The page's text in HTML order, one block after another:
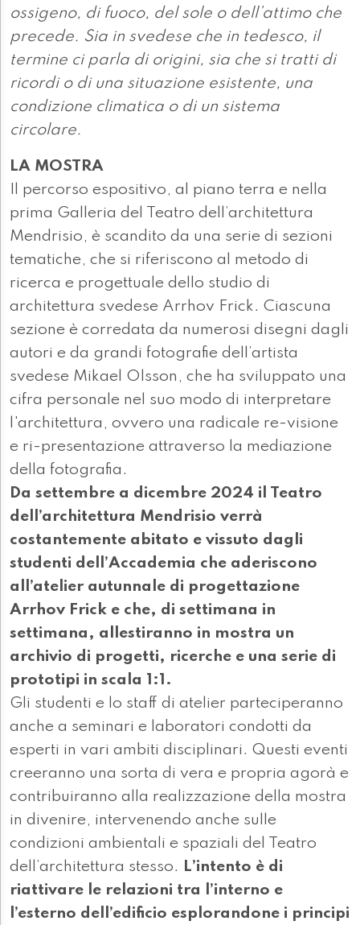
ossigeno, di fuoco, del sole o dell’attimo che
precede. Sia in svedese che in tedesco, il
termine ci parla di origini, sia che si tratti di
ricordi o di una situazione esistente, una
condizione climatica o di un sistema
circolare.
LA MOSTRA
Il percorso espositivo, al piano terra e nella
prima Galleria del Teatro dell’architettura
Mendrisio, è scandito da una serie di sezioni
tematiche, che si riferiscono al metodo di
ricerca e progettuale dello studio di
architettura svedese Arrhov Frick. Ciascuna
sezione è corredata da numerosi disegni dagli
autori e da grandi fotografie dell’artista
svedese Mikael Olsson, che ha sviluppato una
cifra personale nel suo modo di interpretare
l'architettura, ovvero una radicale re-visione
e ri-presentazione attraverso la mediazione
della fotografia.
Da settembre a dicembre 2024 il Teatro
dell’architettura Mendrisio verrà
costantemente abitato e vissuto dagli
studenti dell’Accademia che aderiscono
all’atelier autunnale di progettazione
Arrhov Frick e che, di settimana in
settimana, allestiranno in mostra un
archivio di progetti, ricerche e una serie di
prototipi in scala 1:1.
Gli studenti e lo staff di atelier parteciperanno
anche a seminari e laboratori condotti da
esperti in vari ambiti disciplinari. Questi eventi
creeranno una sorta di vera e propria agorà e
contribuiranno alla realizzazione della mostra
in divenire, intervenendo anche sulle
condizioni ambientali e spaziali del Teatro
dell’architettura stesso. L’intento è di
riattivare le relazioni tra l’interno e
l’esterno dell’edificio esplorandone i principi